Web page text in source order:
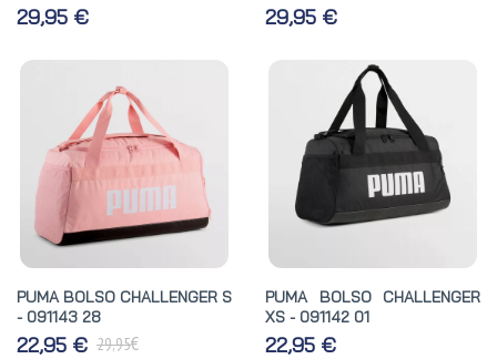
29,95 € 29,95 €
PUMA BOLSO CHALLENGER S
- 091143 28
22,95 € 29,95€
PUMA BOLSO CHALLENGER
XS - 091142 01
22,95 €